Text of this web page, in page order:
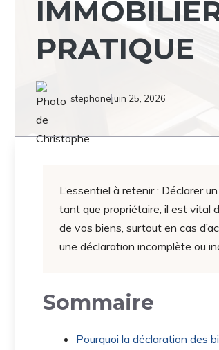
PRATIQUE
stephanejuin 25, 2026
L’essentiel à retenir : Déclarer
tant que propriétaire, il est vital
de vos biens, surtout en cas
une déclaration incomplète ou
Sommaire
Pourquoi la déclaration des